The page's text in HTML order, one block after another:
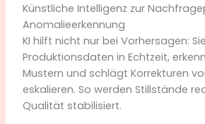
Künstliche Intelligenz zur
Anomalieerkennung
KI hilft nicht nur bei Vorhersagen:
Produktionsdaten in Echtzeit,
Mustern und schlägt Korrekturen
eskalieren. So werden Stillstände
Qualität stabilisiert.